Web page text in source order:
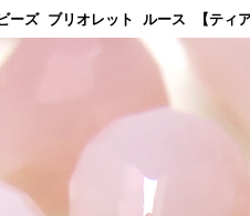
ーズ ブリオレット ルース 【ティ